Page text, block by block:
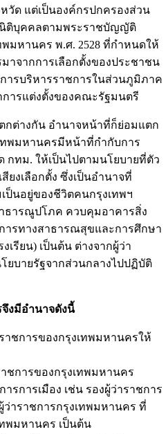
วัด แต่เป็นองค์กรปกครองส่วน
นิติบุคคลตามพระราชบัญญัติ
พมหานคร พ.ศ. 2528 ที่กำหนดให้
าจากการเลือกตั้งของประชาชน
ารบริหารราชการในส่วนภูมิภาค
ารแต่งตั้งของคณะรัฐมนตรี
กต่างกัน อำนาจหน้าที่ก็ย่อมแตก
ทพมหานครมีหน้าที่กำกับการ
กทม. ให้เป็นไปตามนโยบายที่ตัว
ยงเลือกตั้ง ซึ่งเป็นอำนาจที่
ป็นอยู่ของชีวิตคนกรุงเทพฯ
ธารณูปโภค ควบคุมอาคารสิ่ง
ารทางสาธารณสุขและการศึกษา
เรียน) เป็นต้น ต่างจากผู้ว่า
บายรัฐจากส่วนกลางไปปฏิบัติ
งมีอำนาจดังนี้
าชการของกรุงเทพมหานครให้
ชการของกรุงเทพมหานคร
รการเมือง เช่น รองผู้ว่าราชการ
ว่าราชการกรุงเทพมหานคร ที่
พมหานคร เป็นต้น